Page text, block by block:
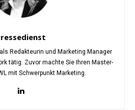
Redakteurin und Marketing Manager
tätig. Zuvor machte Sie Ihren Master-
mit Schwerpunkt Marketing.